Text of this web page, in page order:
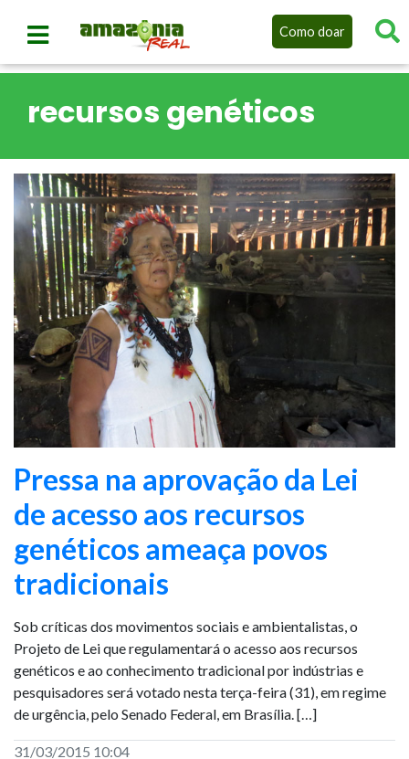
Como doar
recursos genéticos
Pressa na aprovação da Lei
de acesso aos recursos
genéticos ameaça povos
tradicionais
Sob críticas dos movimentos sociais e ambientalistas, o
Projeto de Lei que regulamentará o acesso aos recursos
genéticos e ao conhecimento tradicional por indústrias e
pesquisadores será votado nesta terça-feira (31), em regime
de urgência, pelo Senado Federal, em Brasília. […]
31/03/2015 10:04